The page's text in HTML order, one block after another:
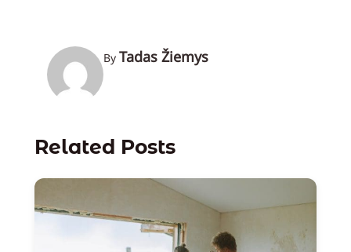
By Tadas Žiemys
Related Posts